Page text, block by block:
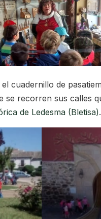
cuadernillo de
se recorren sus calles
de Ledesma (Bletisa).